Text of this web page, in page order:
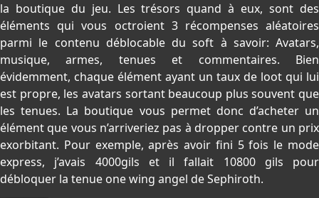
la boutique du jeu. Les trésors quand à eux, sont des
éléments qui vous octroient 3 récompenses aléatoires
parmi le contenu déblocable du soft à savoir: Avatars,
musique, armes, tenues et commentaires. Bien
évidemment, chaque élément ayant un taux de loot qui lui
est propre, les avatars sortant beaucoup plus souvent que
les tenues. La boutique vous permet donc d’acheter un
élément que vous n’arriveriez pas à dropper contre un prix
exorbitant. Pour exemple, après avoir fini 5 fois le mode
express, j’avais 4000gils et il fallait 10800 gils pour
débloquer la tenue one wing angel de Sephiroth.